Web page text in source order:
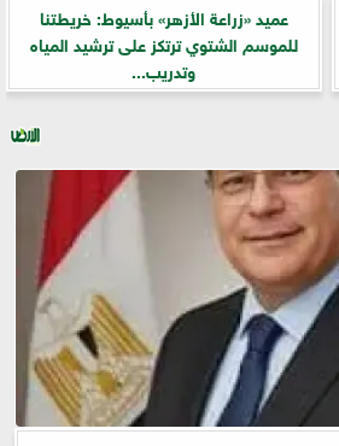
عميد «زراعة الأزهر» بأسيوط: خريطتنا
للموسم الشتوي ترتكز على ترشيد المياه
وتدريب...